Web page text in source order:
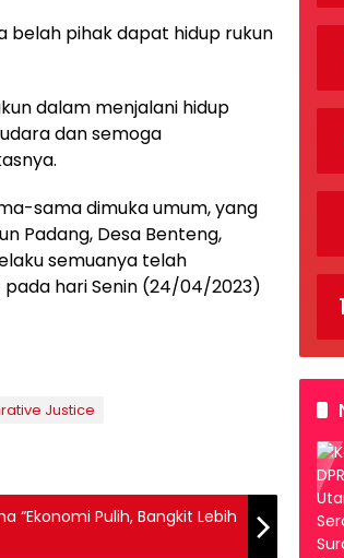
belah pihak dapat hidup rukun
dalam menjalani hidup
dan semoga
sama dimuka umum, yang
Padang, Desa Benteng,
semuanya telah
hari Senin (24/04/2023)
Justice
“Ekonomi Pulih, Bangkit Lebih